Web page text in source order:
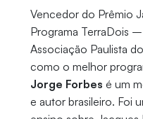
Vencedor do Prêmio
Programa TerraDois
Associação Paulista
como o melhor
Jorge Forbes é um
e autor brasileiro. Foi